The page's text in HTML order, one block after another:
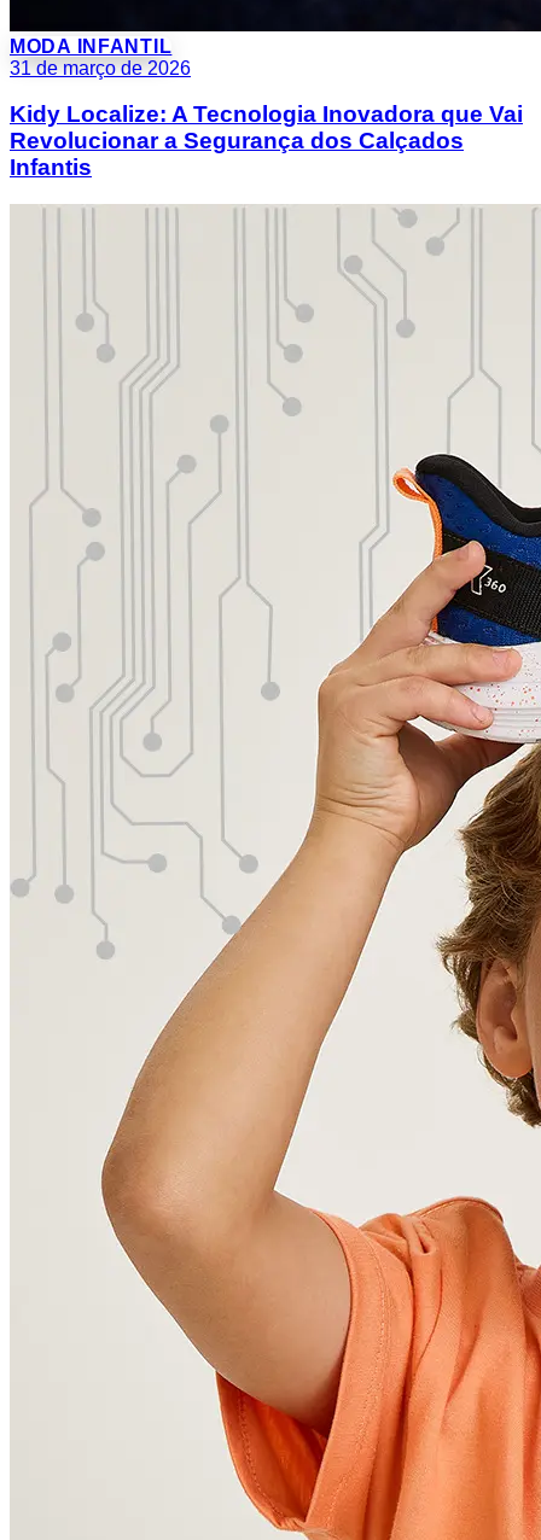
MODA INFANTIL
31 de março de 2026
Kidy Localize: A Tecnologia Inovadora que Vai
Revolucionar a Segurança dos Calçados
Infantis